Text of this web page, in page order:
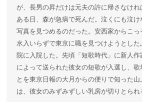
が、長男の昇だけは元夫の許に帰さなけ
ある日、森が急病で死んだ。泣くにも泣
写真を見つめるのだった。安西家からこ
水入いらずで東京に職を見つけようとし
院に入院した。先頃「短歌時代」に新人
によって送られた彼女の短歌が入選し、
とを東京日報の大月からの便りで知った
は、彼女のみずみずしい乳房が切りとられ